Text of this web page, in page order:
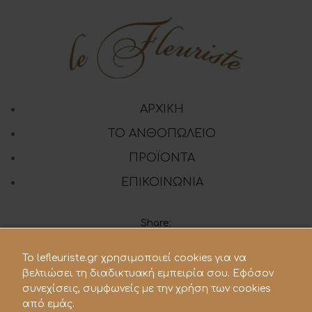
ΑΡΧΙΚΗ
ΤΟ ΑΝΘΟΠΩΛΕΙΟ
ΠΡΟΪΟΝΤΑ
ΕΠΙΚΟΙΝΩΝΙΑ
Share:
210 28.21.119
To lefleuriste.gr χρησιμοποιεί cookies για να
βελτιώσει τη διαδικτυακή εμπειρία σου. Εφόσον
συνεχίσεις, συμφωνείς με την χρήση των cookies
από εμάς.